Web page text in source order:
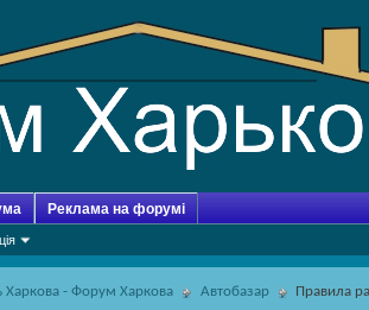
Реклама на форумі
- Форум Харкова Автобазар Правила